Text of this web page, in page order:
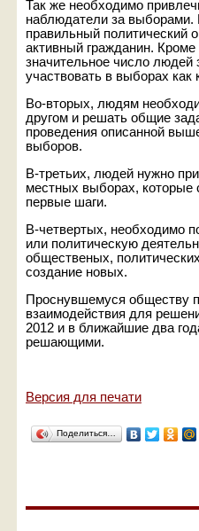
Так же необходимо
наблюдатели за
правильный политический
активный гражданин. Кроме
значительное число людей
участвовать в выборах как
Во-вторых, людям
другом и решать общие
проведения описанной
выборов.
В-третьих, людей нужно
местных выборах, которые
первые шаги.
В-четвертых, необходимо
или политическую
общественых,
создание новых.
Проснувшемуся обществу
взаимодействия для
2012 и в ближайшие два
решающими.
Версия для печати
Поделиться…